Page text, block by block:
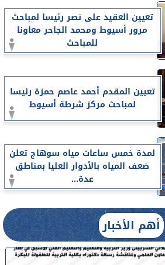
تعيين العقيد على نصر رئيسا لمباحث
مرور أسيوط ومحمد الجاحر معاونا
للمباحث
تعيين المقدم أحمد عاصم حمزة رئيسا
لمباحث مركز شرطة أسيوط
لمدة خمس ساعات مياه سوهاج تعلن
ضعف المياه بالأدوار العليا بمناطق
عدة...
أهم الأخبار